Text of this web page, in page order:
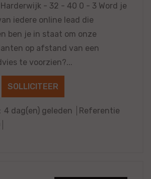
Harderwijk - 32 - 40 0 - 3 Word je
iedere online lead die
ben je in staat om onze
op afstand van een
te voorzien?...
SOLLICITEER
4 dag(en) geleden
Referentie